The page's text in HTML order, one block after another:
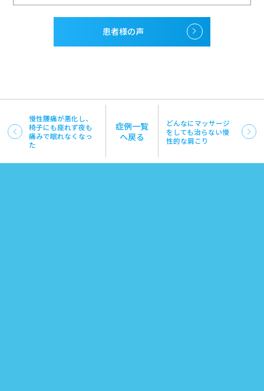
患者様の声
慢性腰痛が悪化し、
椅子にも座れず夜も
痛みで眠れなくなっ
た
症例一覧
へ戻る
どんなにマッサージ
をしても治らない慢
性的な肩こり